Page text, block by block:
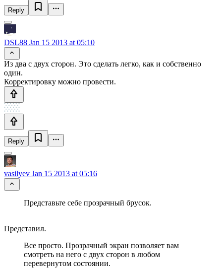
Reply
DSL88 Jan 15 2013 at 05:10
Из два с двух сторон. Это сделать легко, как и собственно
один.
Корректировку можно провести.
Reply
vasilyev Jan 15 2013 at 05:16
Представьте себе прозрачный брусок.
Представил.
Все просто. Прозрачный экран позволяет вам
смотреть на него с двух сторон в любом
перевернутом состоянии.